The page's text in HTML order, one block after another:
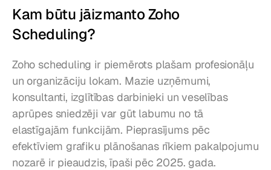
Kam būtu jāizmanto Zoho
Scheduling?
Zoho scheduling ir piemērots plašam profesionāļu
un organizāciju lokam. Mazie uzņēmumi,
konsultanti, izglītības darbinieki un veselības
aprūpes sniedzēji var gūt labumu no tā
elastīgajām funkcijām. Pieprasījums pēc
efektīviem grafiku plānošanas rīkiem pakalpojumu
nozarē ir pieaudzis, īpaši pēc 2025. gada.